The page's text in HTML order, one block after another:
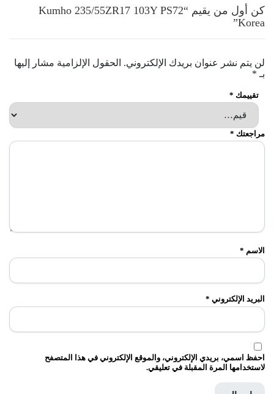
كن أول من يقيم “Kumho 235/55ZR17 103Y PS72
Korea”
لن يتم نشر عنوان بريدك الإلكتروني. الحقول الإلزامية مشار إليها
بـ *
تقييمك *
مراجعتك *
الاسم *
البريد الإلكتروني *
احفظ اسمي، بريدي الإلكتروني، والموقع الإلكتروني في هذا المتصفح
لاستخدامها المرة المقبلة في تعليقي.